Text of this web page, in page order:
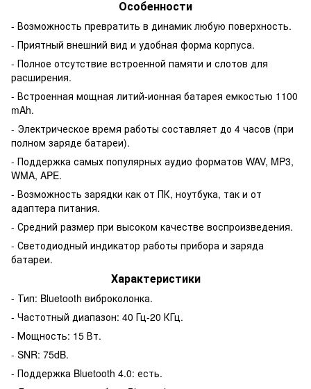
Особенности
- Возможность превратить в динамик любую поверхность.
- Приятный внешний вид и удобная форма корпуса.
- Полное отсутствие встроенной памяти и слотов для
расширения.
- Встроенная мощная литий-ионная батарея емкостью 1100
mAh.
- Электрическое время работы составляет до 4 часов (при
полном заряде батареи).
- Поддержка самых популярных аудио форматов WAV, MP3,
WMA, APE.
- Возможность зарядки как от ПК, ноутбука, так и от
адаптера питания.
- Средний размер при высоком качестве воспроизведения.
- Светодиодный индикатор работы прибора и заряда
батареи.
Характеристики
- Тип: Bluetooth виброколонка.
- Частотный диапазон: 40 Гц-20 КГц.
- Мощность: 15 Вт.
- SNR: 75dB.
- Поддержка Bluetooth 4.0: есть.